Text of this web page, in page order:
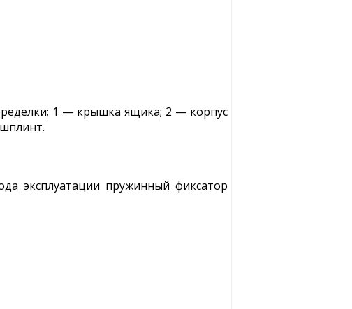
1 — крышка ящика; 2 — корпус
эксплуатации пружинный фиксатор